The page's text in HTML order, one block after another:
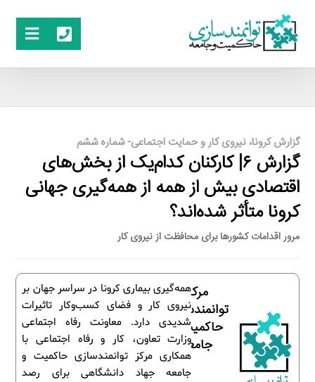
گزارش کرونا، نیروی کار و حمایت اجتماعی- شماره ششم
گزارش ۶| کارکنان کدام‌یک از بخش‌های
اقتصادی بیش از همه از همه‌گیری جهانی
کرونا متأثر شده‌اند؟
مرور اقدامات کشورها برای محافظت از نیروی کار
همه‌گیری بیماری کرونا در سراسر جهان بر
نیروی کار و فضای کسب‌وکار تاثیرات
شدیدی دارد. معاونت رفاه اجتماعی
وزارت تعاون، کار و رفاه اجتماعی با
همکاری مرکز توانمندسازی حاکمیت و
جامعه جهاد دانشگاهی برای رصد
مرکز
توانمندسازی
حاکمیت و
جامعه